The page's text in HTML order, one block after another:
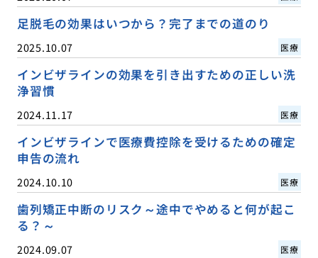
足脱毛の効果はいつから？完了までの道のり
2025.10.07 医療
インビザラインの効果を引き出すための正しい洗
浄習慣
2024.11.17 医療
インビザラインで医療費控除を受けるための確定
申告の流れ
2024.10.10 医療
歯列矯正中断のリスク～途中でやめると何が起こ
る？～
2024.09.07 医療